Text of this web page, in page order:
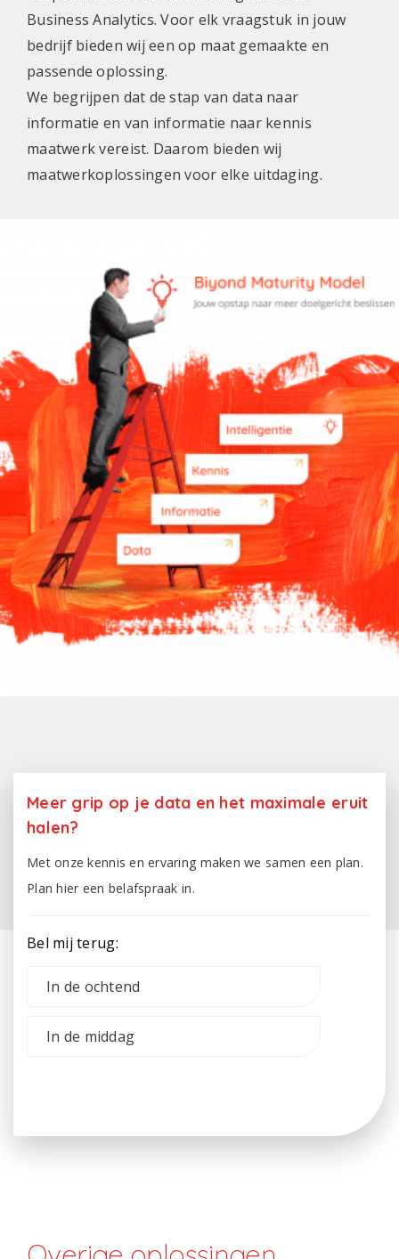
Business Analytics. Voor elk vraagstuk in jouw
bedrijf bieden wij een op maat gemaakte en
passende oplossing.
We begrijpen dat de stap van data naar
informatie en van informatie naar kennis
maatwerk vereist. Daarom bieden wij
maatwerkoplossingen voor elke uitdaging.
Meer grip op je data en het maximale eruit
halen?
Met onze kennis en ervaring maken we samen een plan.
Plan hier een belafspraak in.
Bel mij terug:
In de ochtend
In de middag